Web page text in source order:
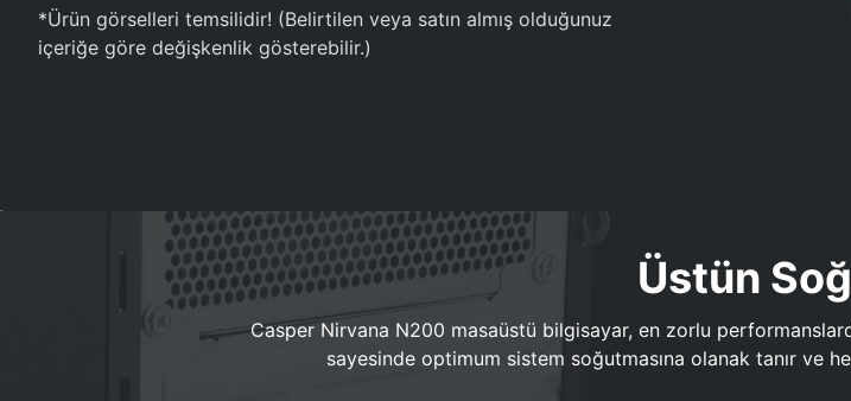
*Ürün görselleri temsilidir! (Belirtilen veya satın almış olduğunuz
içeriğe göre değişkenlik gösterebilir.)
Üstün
Casper Nirvana N200 masaüstü bilgisayar, en zorlu
sayesinde optimum sistem soğutmasına olanak tanır ve